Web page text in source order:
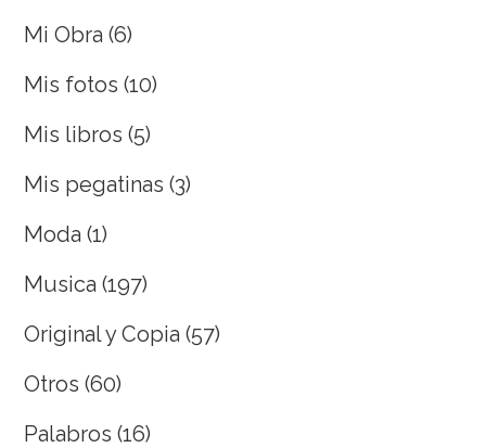
Mi Obra (6)
Mis fotos (10)
Mis libros (5)
Mis pegatinas (3)
Moda (1)
Musica (197)
Original y Copia (57)
Otros (60)
Palabros (16)